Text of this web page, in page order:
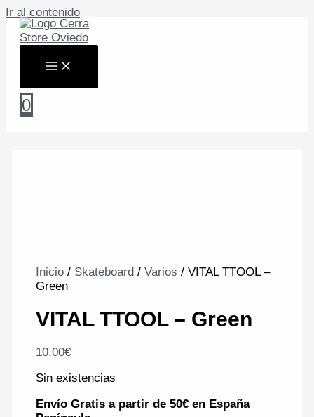
Ir al contenido
0
Inicio / Skateboard /Varios / VITAL TTOOL –
Green
VITAL TTOOL – Green
10,00€
Sin existencias
Envío Gratis a partir de 50€ en España